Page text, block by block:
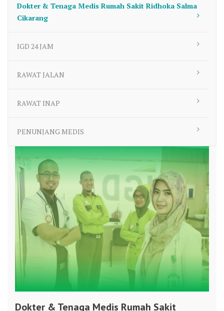
Dokter & Tenaga Medis Rumah Sakit Ridhoka Salma
Cikarang
IGD 24 JAM
RAWAT JALAN
RAWAT INAP
PENUNJANG MEDIS
Dokter & Tenaga Medis Rumah Sakit